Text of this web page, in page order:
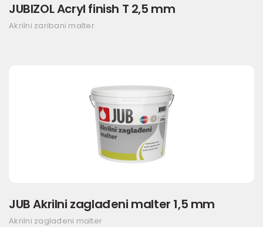
JUBIZOL Acryl finish T 2,5 mm
Akrilni zaribani malter
JUB Akrilni zaglađeni malter 1,5 mm
Akrilni zaglađeni malter